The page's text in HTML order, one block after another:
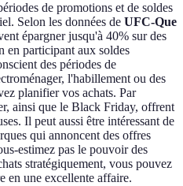
de promotions et de soldes
Selon les données de UFC-Que
épargner jusqu'à 40% sur des
en participant aux soldes
des périodes de
l'habillement ou des
planifier vos achats. Par
ainsi que le Black Friday, offrent
Il peut aussi être intéressant de
qui annoncent des offres
estimez pas le pouvoir des
stratégiquement, vous pouvez
en une excellente affaire.